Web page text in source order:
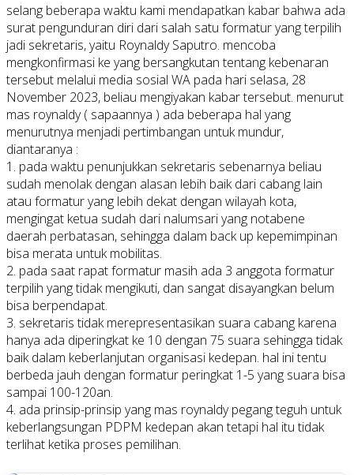
selang beberapa waktu kami mendapatkan kabar bahwa ada
surat pengunduran diri dari salah satu formatur yang terpilih
jadi sekretaris, yaitu Roynaldy Saputro. mencoba
mengkonfirmasi ke yang bersangkutan tentang kebenaran
tersebut melalui media sosial WA pada hari selasa, 28
November 2023, beliau mengiyakan kabar tersebut. menurut
mas roynaldy ( sapaannya ) ada beberapa hal yang
menurutnya menjadi pertimbangan untuk mundur,
diantaranya :
1. pada waktu penunjukkan sekretaris sebenarnya beliau
sudah menolak dengan alasan lebih baik dari cabang lain
atau formatur yang lebih dekat dengan wilayah kota,
mengingat ketua sudah dari nalumsari yang notabene
daerah perbatasan, sehingga dalam back up kepemimpinan
bisa merata untuk mobilitas.
2. pada saat rapat formatur masih ada 3 anggota formatur
terpilih yang tidak mengikuti, dan sangat disayangkan belum
bisa berpendapat.
3. sekretaris tidak merepresentasikan suara cabang karena
hanya ada diperingkat ke 10 dengan 75 suara sehingga tidak
baik dalam keberlanjutan organisasi kedepan. hal ini tentu
berbeda jauh dengan formatur peringkat 1-5 yang suara bisa
sampai 100-120an.
4. ada prinsip-prinsip yang mas roynaldy pegang teguh untuk
keberlangsungan PDPM kedepan akan tetapi hal itu tidak
terlihat ketika proses pemilihan.